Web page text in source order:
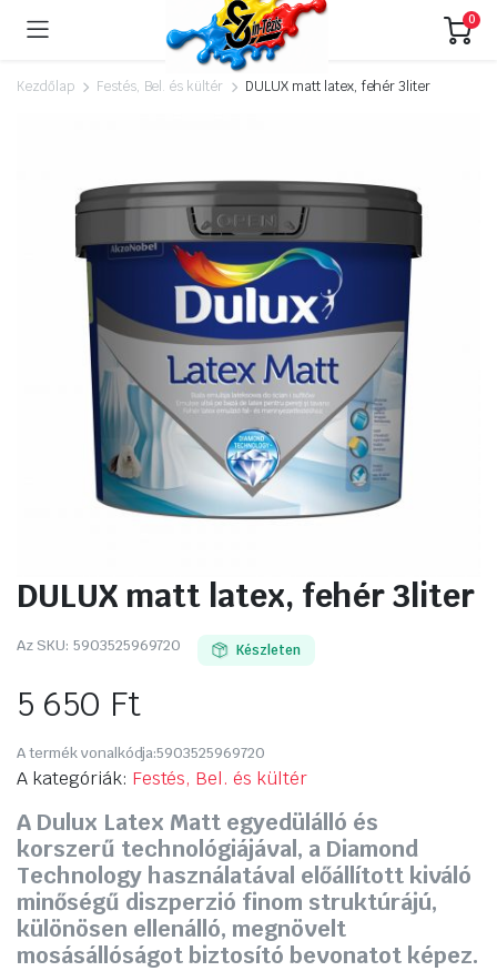
0
Kezdőlap Festés, Bel. és kültér DULUX matt latex, fehér 3liter
DULUX matt latex, fehér 3liter
Az SKU: 5903525969720 Készleten
5 650 Ft
A termék vonalkódja:5903525969720
A kategóriák: Festés, Bel. és kültér
A Dulux Latex Matt egyedülálló és
korszerű technológiájával, a Diamond
Technology használatával előállított kiváló
minőségű diszperzió finom struktúrájú,
különösen ellenálló, megnövelt
mosásállóságot biztosító bevonatot képez.